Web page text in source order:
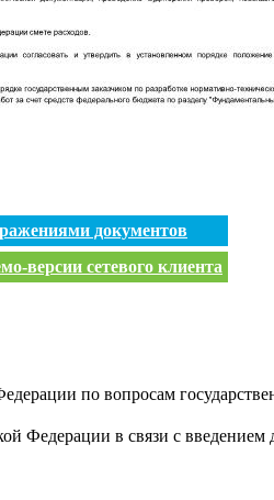
документов
версии сетевого клиента
по вопросам
Федерации в связи с введением